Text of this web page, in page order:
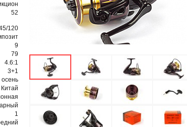
52
120
9
79
4.6:1
3+1
осень
Китай
1